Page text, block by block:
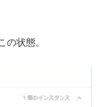
状態。